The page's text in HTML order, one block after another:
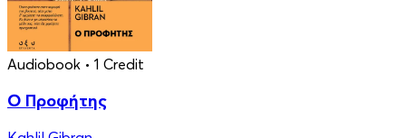
Audiobook • 1 Credit
Ο Προφήτης